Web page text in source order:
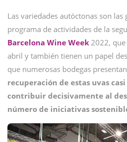
Las variedades autóctonas son
programa de actividades de la
Barcelona Wine Week 2022, que
abril y también tienen un papel
que numerosas bodegas
recuperación de estas uvas casi
contribuir decisivamente al
número de iniciativas